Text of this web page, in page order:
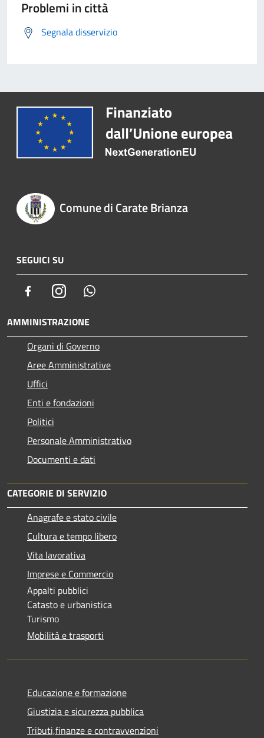
Problemi in città
Segnala disservizio
Comune di Carate Brianza
SEGUICI SU
FacebookInstagram
AMMINISTRAZIONE
Organi di Governo
Aree Amministrative
Uffici
Enti e fondazioni
Politici
Personale Amministrativo
Documenti e dati
CATEGORIE DI SERVIZIO
Anagrafe e stato civile
Cultura e tempo libero
Vita lavorativa
Imprese e Commercio
Appalti pubblici
Catasto e urbanistica
Turismo
Mobilità e trasporti
Educazione e formazione
Giustizia e sicurezza pubblica
Tributi,finanze e contravvenzioni